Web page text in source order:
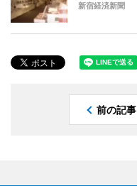
新宿経済新聞
前の記事